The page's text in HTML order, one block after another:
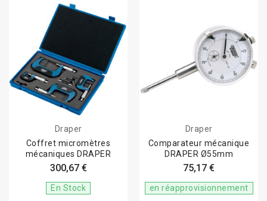
Draper
Coffret micromètres
mécaniques DRAPER
300,67 €
En Stock
Draper
Comparateur mécanique
DRAPER Ø55mm
75,17 €
en réapprovisionnement